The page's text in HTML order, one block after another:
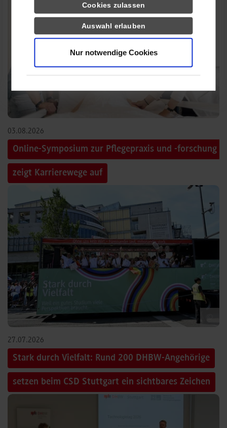
Cookies zulassen
Auswahl erlauben
Nur notwendige Cookies
03.08.2026
Online-Symposium zur Pflegepraxis und -forschung
zeigt Karrierewege auf
27.07.2026
Stark durch Vielfalt: Rund 200 DHBW-Angehörige
setzen beim CSD Stuttgart ein sichtbares Zeichen